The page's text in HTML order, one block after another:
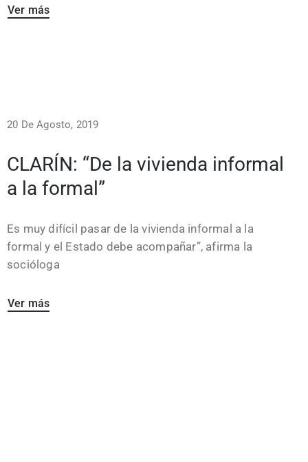
Ver más
20 De Agosto, 2019
CLARÍN: “De la vivienda informal
a la formal”
Es muy difícil pasar de la vivienda informal a la
formal y el Estado debe acompañar”, afirma la
socióloga
Ver más